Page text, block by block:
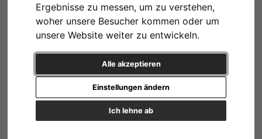
Ergebnisse zu messen, um zu verstehen,
woher unsere Besucher kommen oder um
unsere Website weiter zu entwickeln.
Alle akzeptieren
Ich lehne ab
Einstellungen ändern